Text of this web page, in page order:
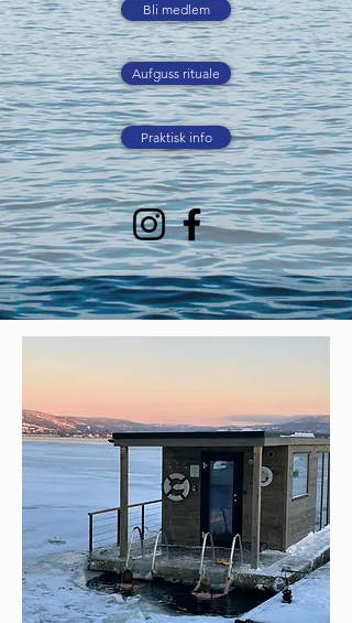
Bli medlem
Aufguss rituale
Praktisk info